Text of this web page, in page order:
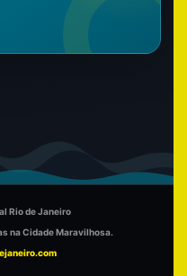
Rio de Janeiro
na Cidade Maravilhosa.